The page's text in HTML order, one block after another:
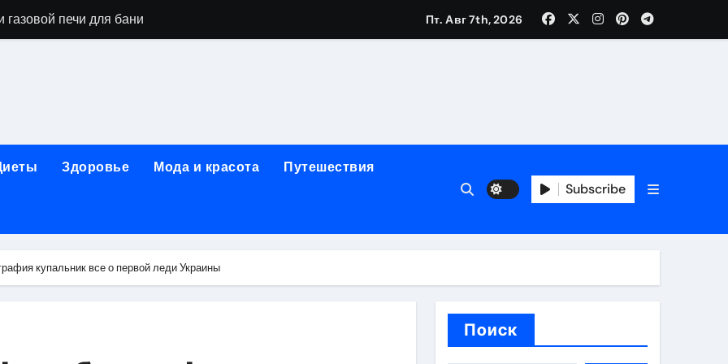
печи для бани
применения GPU-серверов
обучения и актуальные профессиональные ориентиры
реабилитации при алкогольной зависимости: персональный подход и лицензированные врачи
принципы, показания и этапы установки импланта за один день
МРТ на современном магнитно-резонансном томографе
Пт. Авг 7th, 2026
Здоровье Мода и красота Путешествия
Subscribe
купальник все о первой леди Украины
Поиск